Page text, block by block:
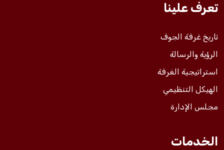
مشاريع الغرفة
تعرف علينا
تاريخ غرفة الجوف
الرؤية والرسالة
استراتيجية الغرفة
الهيكل التنظيمي
مجلس الإدارة
الخدمات